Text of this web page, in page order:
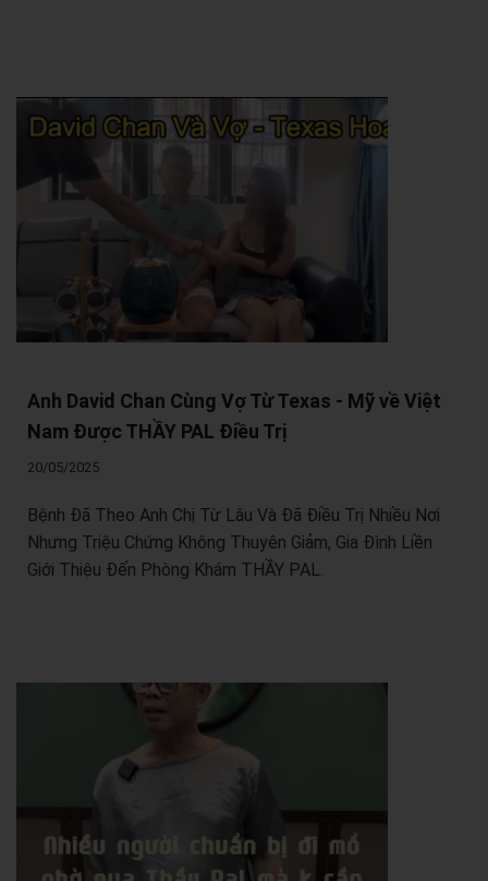
Anh David Chan Cùng Vợ Từ Texas - Mỹ về Việt
Nam Được THẦY PAL Điều Trị
20/05/2025
Bệnh Đã Theo Anh Chị Từ Lâu Và Đã Điều Trị Nhiều Nơi
Nhưng Triệu Chứng Không Thuyên Giảm, Gia Đình Liền
Giới Thiệu Đến Phòng Khám THẦY PAL.